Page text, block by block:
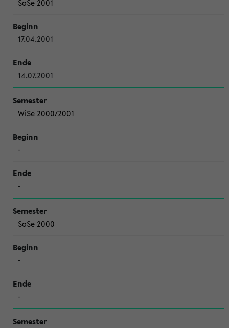
SoSe 2001
17.04.2001
14.07.2001
WiSe 2000/2001
-
-
SoSe 2000
-
-